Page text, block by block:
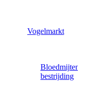
Vogelmarkt
Bloedmijten
bestrijding